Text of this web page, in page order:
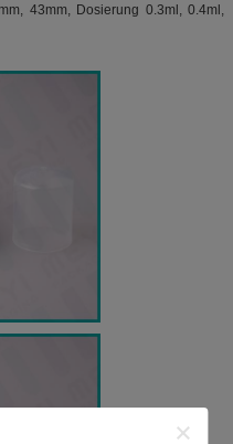
43mm, Dosierung 0.3ml, 0.4ml,